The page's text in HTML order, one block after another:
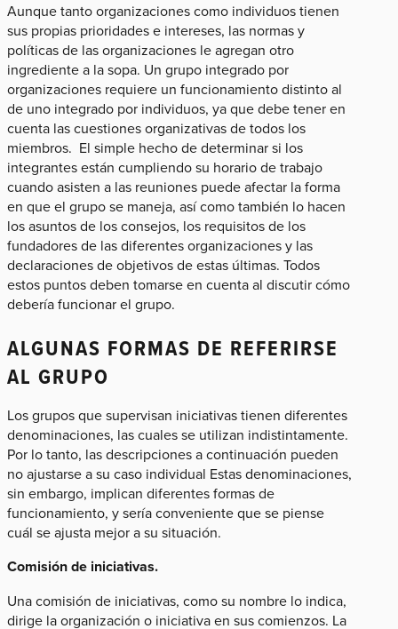
Aunque tanto organizaciones como individuos tienen
sus propias prioridades e intereses, las normas y
políticas de las organizaciones le agregan otro
ingrediente a la sopa. Un grupo integrado por
organizaciones requiere un funcionamiento distinto al
de uno integrado por individuos, ya que debe tener en
cuenta las cuestiones organizativas de todos los
miembros. El simple hecho de determinar si los
integrantes están cumpliendo su horario de trabajo
cuando asisten a las reuniones puede afectar la forma
en que el grupo se maneja, así como también lo hacen
los asuntos de los consejos, los requisitos de los
fundadores de las diferentes organizaciones y las
declaraciones de objetivos de estas últimas. Todos
estos puntos deben tomarse en cuenta al discutir cómo
debería funcionar el grupo.
ALGUNAS FORMAS DE REFERIRSE
AL GRUPO
Los grupos que supervisan iniciativas tienen diferentes
denominaciones, las cuales se utilizan indistintamente.
Por lo tanto, las descripciones a continuación pueden
no ajustarse a su caso individual Estas denominaciones,
sin embargo, implican diferentes formas de
funcionamiento, y sería conveniente que se piense
cuál se ajusta mejor a su situación.
Comisión de iniciativas.
Una comisión de iniciativas, como su nombre lo indica,
dirige la organización o iniciativa en sus comienzos. La